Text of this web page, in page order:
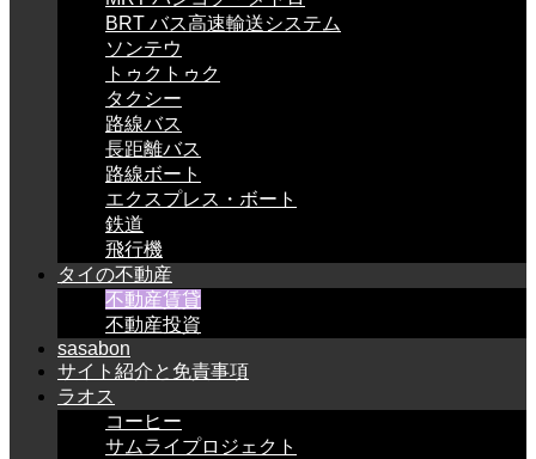
BRT バス高速輸送システム
ソンテウ
トゥクトゥク
タクシー
路線バス
長距離バス
路線ボート
エクスプレス・ボート
鉄道
飛行機
タイの不動産
不動産賃貸
不動産投資
sasabon
サイト紹介と免責事項
ラオス
コーヒー
サムライプロジェクト